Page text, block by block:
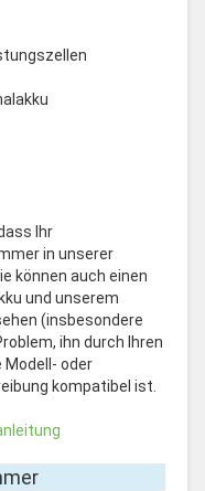
Ihr
in unserer
können auch einen
und unserem
(insbesondere
ihn durch Ihren
Modell- oder
kompatibel ist.